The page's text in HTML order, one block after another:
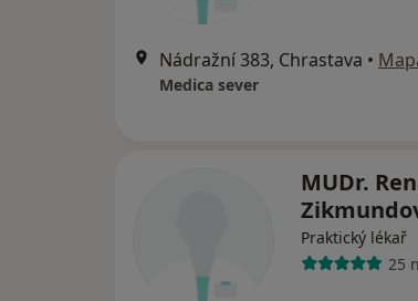
Nádražní 383, Chrastava •
Medica sever
MUDr.
Praktický lékař
25